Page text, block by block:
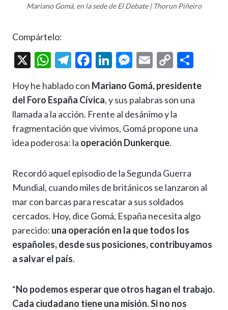
Mariano Gomá, en la sede de El Debate | Thorun Piñeiro
Compártelo:
X
W
at
s
A
p
T
e
gr
a
m
F
e
b
o
o
Li
ke
dI
n
M
se
n
g
er
E
ai
l
C
p
y
Li
m
p
ar
Hoy he hablado con Mariano Gomá, presidente
del Foro España Cívica, y sus palabras son una
llamada a la acción. Frente al desánimo y la
fragmentación que vivimos, Gomá propone una
idea poderosa: la operación Dunkerque.
Recordó aquel episodio de la Segunda Guerra
Mundial, cuando miles de británicos se lanzaron al
mar con barcas para rescatar a sus soldados
cercados. Hoy, dice Gomá, España necesita algo
parecido: una operación en la que todos los
españoles, desde sus posiciones, contribuyamos
a salvar el país.
“No podemos esperar que otros hagan el trabajo.
Cada ciudadano tiene una misión. Si no nos